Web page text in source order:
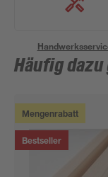
Häufig
Mengenrabatt
Bestseller